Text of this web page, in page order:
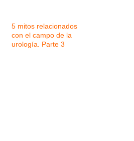
5 mitos relacionados
con el campo de la
urología. Parte 3